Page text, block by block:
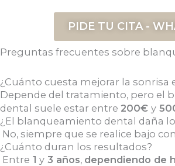
PIDE TU CITA -
Preguntas frecuentes sobre
¿Cuánto cuesta mejorar la sonrisa
Depende del tratamiento, pero el
dental suele estar entre 200€ y
¿El blanqueamiento dental daña
No, siempre que se realice bajo
¿Cuánto duran los resultados?
Entre 1 y 3 años, dependiendo de